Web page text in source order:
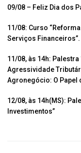
o
k
p
p
09/08 – Feliz Dia dos
11/08: Curso
Serviços
11/08, às 14h:
Agressividade
Agronegócio: O Papel
12/08, às 14h(MS):
Investimentos”